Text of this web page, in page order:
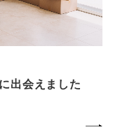
出会えました